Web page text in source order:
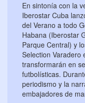
En sintonía con la
Iberostar Cuba
del Verano a todo
Habana (Iberostar
Parque Central) y
Selection Varadero
transformarán en
futbolísticas.
periodismo y la
embajadores de